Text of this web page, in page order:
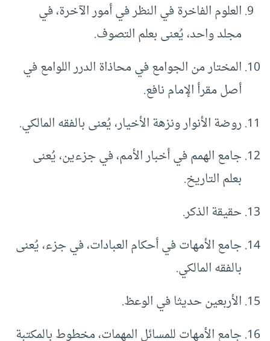
العلوم الفاخرة في النظر في أمور الآخرة، في
مجلد واحد، يُعنى بعلم التصوف.
المختار من الجوامع في محاذاة الدرر اللوامع في
أصل مقرأ الإمام نافع.
روضة الأنوار ونزهة الأخيار، يُعنى بالفقه المالكي.
جامع الهمم في أخبار الأمم، في جزءين، يُعنى
بعلم التاريخ.
حقيقة الذكر.
جامع الأمهات في أحكام العبادات، في جزء، يُعنى
بالفقه المالكي.
الأربعين حديثا في الوعظ.
جامع الأمهات للمسائل المهمات، مخطوط بالمكتبة